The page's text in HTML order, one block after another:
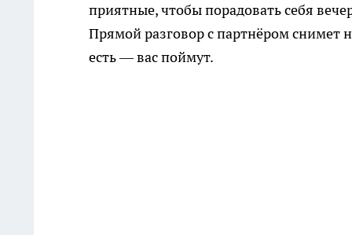
приятные, чтобы порадовать себя
Прямой разговор с партнёром снимет
есть — вас поймут.